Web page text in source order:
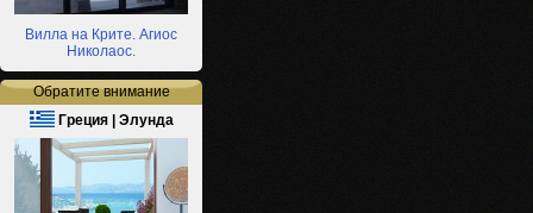
Вилла на Крите. Агиос
Николаос.
Обратите внимание
Греция | Элунда